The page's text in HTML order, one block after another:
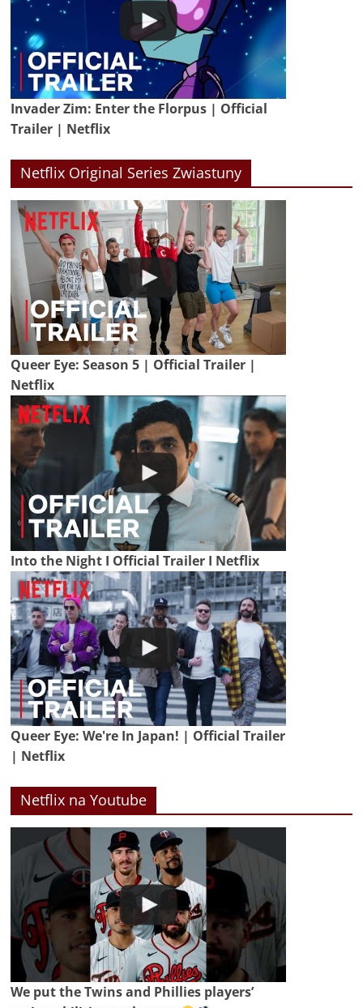
Invader Zim: Enter the Florpus | Official
Trailer | Netflix
Netflix Original Series Zwiastuny
Queer Eye: Season 5 | Official Trailer |
Netflix
Into the Night I Official Trailer I Netflix
Queer Eye: We're In Japan! | Official Trailer
| Netflix
Netflix na Youtube
We put the Twins and Phillies players’